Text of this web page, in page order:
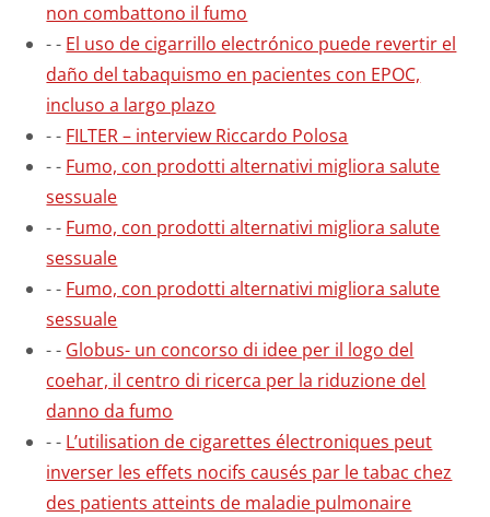
non combattono il fumo
-- El uso de cigarrillo electrónico puede revertir el
daño del tabaquismo en pacientes con EPOC,
incluso a largo plazo
-- FILTER – interview Riccardo Polosa
-- Fumo, con prodotti alternativi migliora salute
sessuale
-- Fumo, con prodotti alternativi migliora salute
sessuale
-- Fumo, con prodotti alternativi migliora salute
sessuale
-- Globus- un concorso di idee per il logo del
coehar, il centro di ricerca per la riduzione del
danno da fumo
-- L’utilisation de cigarettes électroniques peut
inverser les effets nocifs causés par le tabac chez
des patients atteints de maladie pulmonaire